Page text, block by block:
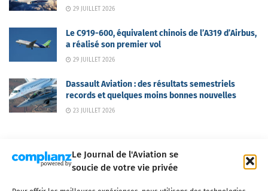
Le Journal de l'Aviation se
soucie de votre vie privée
29 JUILLET 2026
Le C919-600, équivalent chinois de l’A319 d’Airbus,
a réalisé son premier vol
29 JUILLET 2026
Dassault Aviation : des résultats semestriels
records et quelques moins bonnes nouvelles
23 JUILLET 2026